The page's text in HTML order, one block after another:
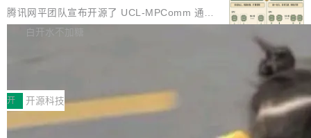
腾讯网平团队宣布开源了 UCL-MPComm 通信
库，并将作为transport接入Mooncake TENT。
MPComm将作为一种传输引擎接入Mooncake T
ENT，实现零拷贝传输性能提升30%、非零拷贝
传输性能最高提升5倍。UCL-MPComm底层基
白开水不加糖
型案例入选名单》，深信服“面向企业研发场景的
开源 AI 编程平台 CoStrict 应用”凭借卓越的技术
创新与落地成效成功入选。 全链路私有化部署，
开 开源科技
深信服AI算力网关入选工信部人工智能